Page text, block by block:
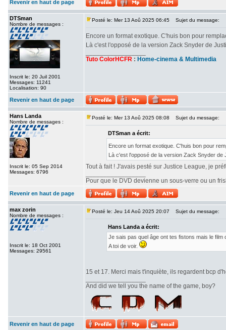
Revenir en haut de page
DTSman
Nombre de messages :
Inscrit le: 20 Juil 2001
Messages: 11241
Localisation: 90
Posté le: Mer 13 Aoû 2025 06:45 Sujet du message:
Encore un format exotique. C'huis bon pour
Là c'est l'opposé de la version Zack Snyder de
Tuto ColorHCFR : Home-cinema & Multimedia
Revenir en haut de page
Hans Landa
Nombre de messages :
Inscrit le: 05 Sep 2014
Messages: 6796
Posté le: Mer 13 Aoû 2025 08:08 Sujet du message:
DTSman a écrit:
Encore un format exotique. C'huis bon pour
Là c'est l'opposé de la version Zack Snyder de
Tout à fait ! J'avais pesté sur Justice League, je
Pour que le DVD devienne un sous-verre ou un
Revenir en haut de page
max zorin
Nombre de messages :
Inscrit le: 18 Oct 2001
Messages: 29561
Posté le: Jeu 14 Aoû 2025 20:07 Sujet du message:
Hans Landa a écrit:
Je sais pas quel âge ont tes fistons mais le
A toi de voir.
15 et 17. Merci mais t'inquiète, ils regardent bcp
And did we tell you the name of the game, boy?
Revenir en haut de page